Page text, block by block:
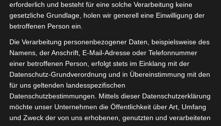
erforderlich und besteht für eine solche Verarbeitung keine
gesetzliche Grundlage, holen wir generell eine Einwilligung der
betroffenen Person ein.
Die Verarbeitung personenbezogener Daten, beispielsweise des
Namens, der Anschrift, E-Mail-Adresse oder Telefonnummer
einer betroffenen Person, erfolgt stets im Einklang mit der
Datenschutz-Grundverordnung und in Übereinstimmung mit den
für uns geltenden landesspezifischen
Datenschutzbestimmungen. Mittels dieser Datenschutzerklärung
möchte unser Unternehmen die Öffentlichkeit über Art, Umfang
und Zweck der von uns erhobenen, genutzten und verarbeiteten